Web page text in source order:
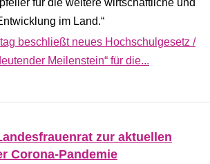
für die weitere wirtschaftliche und
im Land.“
beschließt neues Hochschulgesetz /
Meilenstein“ für die...
zur aktuellen
Corona-Pandemie